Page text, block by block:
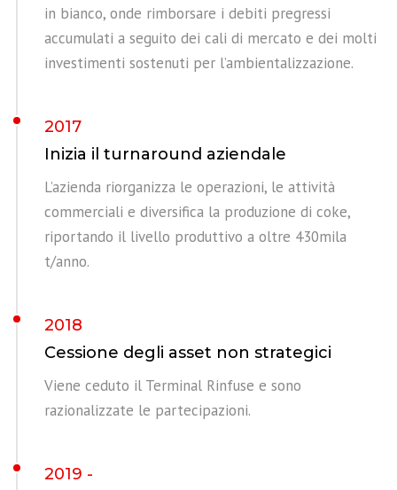
in bianco, onde rimborsare i debiti pregressi
accumulati a seguito dei cali di mercato e dei molti
investimenti sostenuti per l’ambientalizzazione.
2017
Inizia il turnaround aziendale
L’azienda riorganizza le operazioni, le attività
commerciali e diversifica la produzione di coke,
riportando il livello produttivo a oltre 430mila
t/anno.
2018
Cessione degli asset non strategici
Viene ceduto il Terminal Rinfuse e sono
razionalizzate le partecipazioni.
2019 -